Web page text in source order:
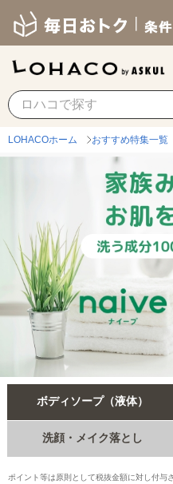
LOHACOホーム おすすめ特集一覧
ボディソープ（液体）
洗顔・メイク落とし
ポイント等は原則として税抜金額に対し付与